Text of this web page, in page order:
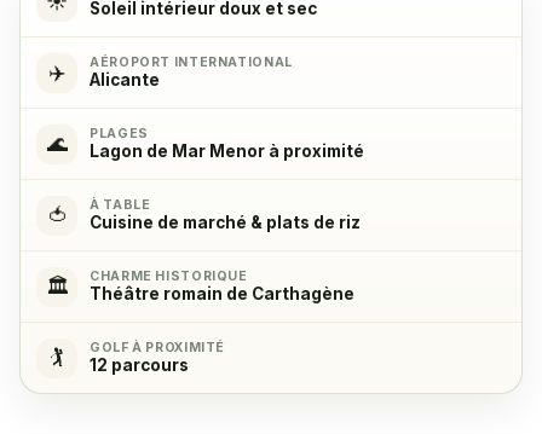
Oui, avec 4 plaques
✓
Four
Oui
Oui
✓ Congélateur
Machine à café
Soleil intérieur doux et sec
✈️ AÉROPORT INTERNATIONAL
Alicante
🌊 PLAGES
Lagon de Mar Menor à proximité
🍅 À TABLE
Cuisine de marché & plats de riz
🏛️ CHARME HISTORIQUE
Théâtre romain de Carthagène
🏌️ GOLF À PROXIMITÉ
12 parcours